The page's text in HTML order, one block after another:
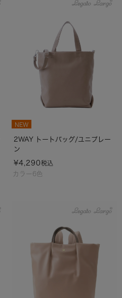
カラー6色
NEW
2WAY トートバッグ/ユニプレー
ン
¥4,290税込